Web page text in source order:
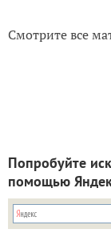
Смотрите все
Попробуйте
помощью